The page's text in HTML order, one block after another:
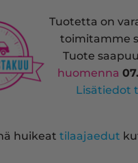
Tuotetta on
toimitamme
Tuote
huomenna
Lisätiedot
huikeat tilaajaedut